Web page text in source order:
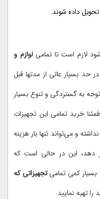
داده شوند.
لازم است تا تمامیلوازم و
حد بسیار عالی از مدتها قبل
به گستردگی و تنوع بسیار
خرید تمامی این تجهیزات
و می‌تواند تنها بار هزینه
دهد، این در حالی است که
بسیار کمی تمامیتجهیزاتی که
را تهیه نمایید.